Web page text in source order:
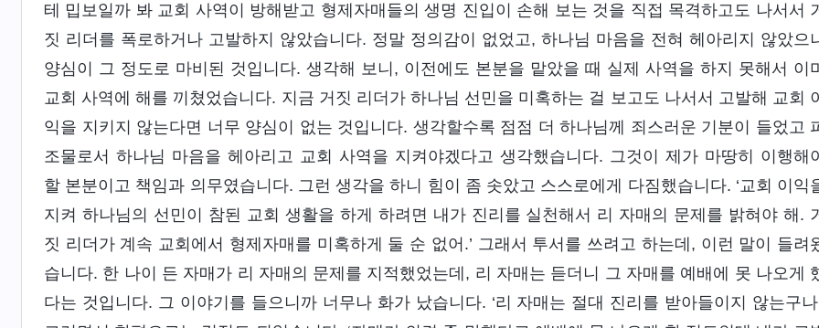
테 밉보일까 봐 교회 사역이 방해받고 형제자매들의 생명 진입이 손해 보는 것을 직접 목격하고도 나서서
짓 리더를 폭로하거나 고발하지 않았습니다. 정말 정의감이 없었고, 하나님 마음을 전혀 헤아리지 않았으
양심이 그 정도로 마비된 것입니다. 생각해 보니, 이전에도 본분을 맡았을 때 실제 사역을 하지 못해서 이미
교회 사역에 해를 끼쳤었습니다. 지금 거짓 리더가 하나님 선민을 미혹하는 걸 보고도 나서서 고발해 교회 이
익을 지키지 않는다면 너무 양심이 없는 것입니다. 생각할수록 점점 더 하나님께 죄스러운 기분이 들었고
조물로서 하나님 마음을 헤아리고 교회 사역을 지켜야겠다고 생각했습니다. 그것이 제가 마땅히 이행해
할 본분이고 책임과 의무였습니다. 그런 생각을 하니 힘이 좀 솟았고 스스로에게 다짐했습니다. ‘교회 이익
지켜 하나님의 선민이 참된 교회 생활을 하게 하려면 내가 진리를 실천해서 리 자매의 문제를 밝혀야 해.
짓 리더가 계속 교회에서 형제자매를 미혹하게 둘 순 없어.’ 그래서 투서를 쓰려고 하는데, 이런 말이 들려
습니다. 한 나이 든 자매가 리 자매의 문제를 지적했었는데, 리 자매는 듣더니 그 자매를 예배에 못 나오게
다는 것입니다. 그 이야기를 들으니까 너무나 화가 났습니다. ‘리 자매는 절대 진리를 받아들이지 않는구나